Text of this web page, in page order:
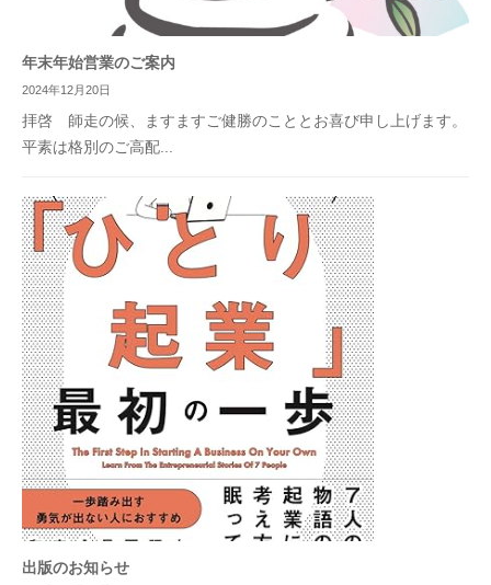
年末年始営業のご案内
2024年12月20日
拝啓 師走の候、ますますご健勝のこととお喜び申し上げます。
平素は格別のご高配...
出版のお知らせ